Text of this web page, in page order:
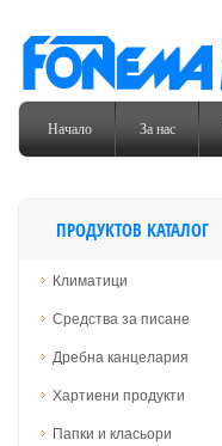
Начало За нас
ПРОДУКТОВ КАТАЛОГ
Климатици
Средства за писане
Дребна канцелария
Хартиени продукти
Папки и класьори